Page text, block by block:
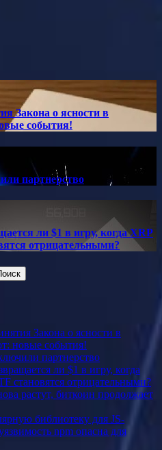
Закона о ясности в
события!
партнерство
ли $1 в игру, когда XRP
отрицательными?
Закона о ясности в
новые события!
партнерство
ли $1 в игру, когда
становятся отрицательными?
растут, биткоин продолжает
библиотеку для JS-
npm опасна для